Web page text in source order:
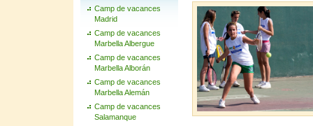
Camp de vacances
Madrid
Camp de vacances
Marbella Albergue
Camp de vacances
Marbella Alborán
Camp de vacances
Marbella Alemán
Camp de vacances
Salamanque